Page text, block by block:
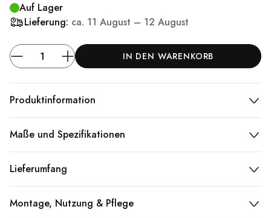
Auf Lager
Lieferung: ca. 11 August – 12 August
IN DEN WARENKORB
Produktinformation
Maße und Spezifikationen
Lieferumfang
Montage, Nutzung & Pflege